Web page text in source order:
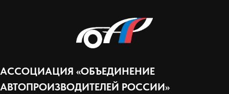
АССОЦИАЦИЯ «ОБЪЕДИНЕНИЕ
АВТОПРОИЗВОДИТЕЛЕЙ РОССИИ»